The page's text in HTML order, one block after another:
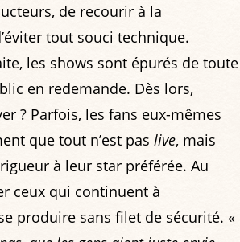
de recourir à la
tout souci technique.
les shows sont épurés de toute
en redemande. Dès lors,
? Parfois, les fans eux-mêmes
que tout n’est pas live, mais
à leur star préférée. Au
ceux qui continuent à
produire sans filet de sécurité. «